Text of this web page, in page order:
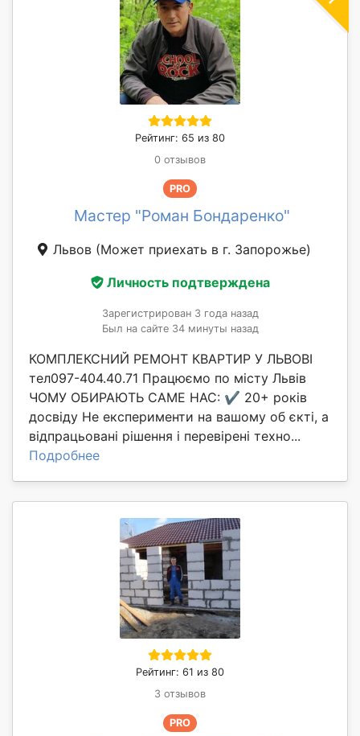
Рейтинг: 65 из 80
0 отзывов
PRO
Мастер "Роман Бондаренко"
Львов (Может приехать в г. Запорожье)
Личность подтверждена
Зарегистрирован 3 года назад
Был на сайте 34 минуты назад
КОМПЛЕКСНИЙ РЕМОНТ КВАРТИР У ЛЬВОВІ
тел097-404.40.71 Працюємо по місту Львів
ЧОМУ ОБИРАЮТЬ САМЕ НАС: ✔️ 20+ років
досвіду Не експерименти на вашому об єкті, а
відпрацьовані рішення і перевірені техно...
Подробнее
Рейтинг: 61 из 80
3 отзывов
PRO